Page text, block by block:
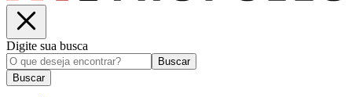
Digite sua busca
Buscar
Buscar